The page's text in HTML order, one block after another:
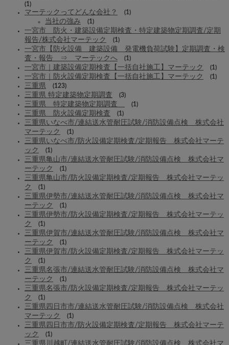
(1)
マーテックってどんな会社？ (1)
当社の強み (1)
一宮市 防火・建築設備定期検査・特定建築物定期調査/定期
報告/株式会社マーテック
(1)
一宮市【防火設備 建築設備 発電機負荷試験】定期調査・検
査・報告 ⇒ マーテックへ
(1)
一宮市｜建築設備定期検査【一括自社施工】マーテック (1)
一宮市｜防火設備定期検査【一括自社施工】マーテック (1)
三重県 (123)
三重県 特定建築物定期調査 (3)
三重県 特定建築物定期調査 (1)
三重県 防火設備定期検査 (1)
三重県いなべ市/連結送水管耐圧試験/消防設備点検 株式会社
マーテック
(1)
三重県いなべ市/防火設備定期検査/定期報告 株式会社マーテ
ック
(1)
三重県亀山市/連結送水管耐圧試験/消防設備点検 株式会社マ
ーテック
(1)
三重県亀山市/防火設備定期検査/定期報告 株式会社マーテッ
ク
(1)
三重県伊勢市/連結送水管耐圧試験/消防設備点検 株式会社マ
ーテック
(1)
三重県伊勢市/防火設備定期検査/定期報告 株式会社マーテッ
ク
(1)
三重県伊賀市/連結送水管耐圧試験/消防設備点検 株式会社マ
ーテック
(1)
三重県伊賀市/防火設備定期検査/定期報告 株式会社マーテッ
ク
(1)
三重県名張市/連結送水管耐圧試験/消防設備点検 株式会社マ
ーテック
(1)
三重県名張市/防火設備定期検査/定期報告 株式会社マーテッ
ク
(1)
三重県四日市市/連結送水管耐圧試験/消防設備点検 株式会社
マーテック
(1)
三重県四日市市/防火設備定期検査/定期報告 株式会社マーテ
ック
(1)
三重県川越町/連結送水管耐圧試験/消防設備点検 株式会社マ